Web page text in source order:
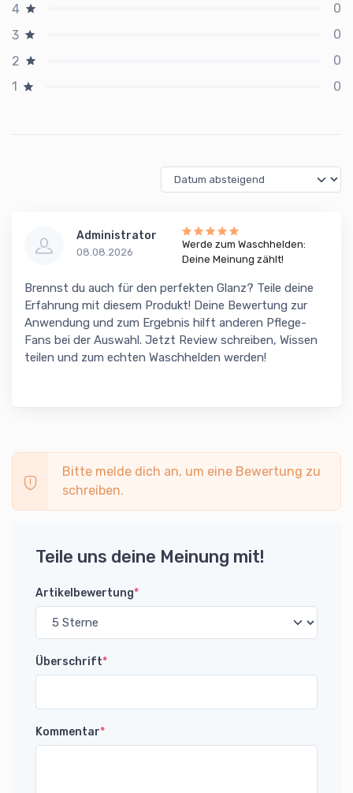
4
0
3
0
2
0
1
0
Administrator
08.08.2026
Werde zum Waschhelden:
Deine Meinung zählt!
Brennst du auch für den perfekten Glanz? Teile deine
Erfahrung mit diesem Produkt! Deine Bewertung zur
Anwendung und zum Ergebnis hilft anderen Pflege-
Fans bei der Auswahl. Jetzt Review schreiben, Wissen
teilen und zum echten Waschhelden werden!
Bitte melde dich an, um eine Bewertung zu
schreiben.
Teile uns deine Meinung mit!
Artikelbewertung*
Überschrift*
Kommentar*